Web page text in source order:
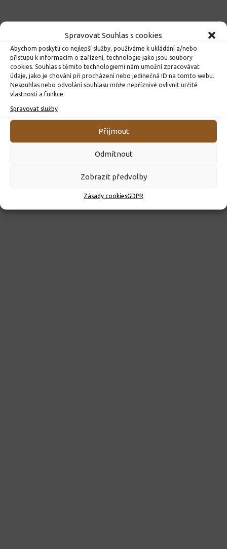
Spravovat Souhlas s cookies
Abychom poskytli co nejlepší služby, používáme k ukládání a/nebo
přístupu k informacím o zařízení, technologie jako jsou soubory
cookies. Souhlas s těmito technologiemi nám umožní zpracovávat
údaje, jako je chování při procházení nebo jedinečná ID na tomto webu.
Nesouhlas nebo odvolání souhlasu může nepříznivě ovlivnit určité
vlastnosti a funkce.
Spravovat služby
Přijmout
Odmítnout
Zobrazit předvolby
Zásady cookiesGDPR